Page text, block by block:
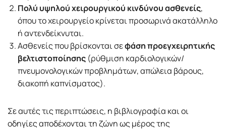
Πολύ υψηλού χειρουργικού κινδύνου ασθενείς,
όπου το χειρουργείο κρίνεται προσωρινά ακατάλληλο
ή αντενδείκνυται.
Ασθενείς που βρίσκονται σεφάση προεγχειρητικής
βελτιστοποίησης (ρύθμιση καρδιολογικών/
πνευμονολογικών προβλημάτων, απώλεια βάρους,
διακοπή καπνίσματος).
Σε αυτές τις περιπτώσεις, η βιβλιογραφία και οι
οδηγίες αποδέχονται τη ζώνη ως μέρος της